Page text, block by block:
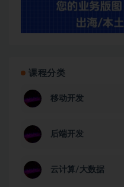
课程分类
移动开发
后端开发
云计算/大数据